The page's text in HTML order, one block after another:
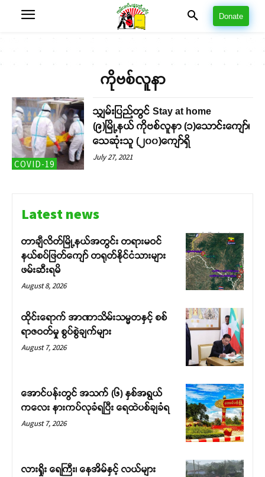
Donate
ကိုဗစ်လူနာ
COVID-19
သျှမ်းပြည်တွင် Stay at home
(၉)မြို့နယ် ကိုဗစ်လူနာ (၁)သောင်းကျော်၊
သေဆုံးသူ (၂၀၀)ကျော်ရှိ
July 27, 2021
Latest news
တာချီလိတ်မြို့နယ်အတွင်း တရားမဝင်
နယ်စပ်ဖြတ်ကျော် တရုတ်နိုင်ငံသားများ
ဖမ်းဆီးရမိ
August 8, 2026
ထိုင်းရောက် အာဏာသိမ်းသမ္မတနှင့် စစ်
ရာဇဝတ်မှု စွပ်စွဲချက်များ
August 7, 2026
အောင်ပန်းတွင် အသက် (၆) နှစ်အရွယ်
ကလေး နားကပ်လုခံရပြီး ရေထဲပစ်ချခံရ
August 7, 2026
လားရှိုး ရေကြီး၊ နေအိမ်နှင့် လယ်များ